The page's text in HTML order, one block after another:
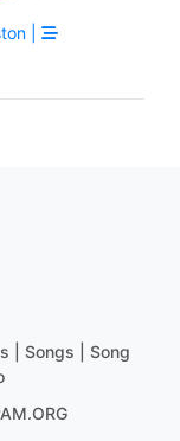
|
| Songs | Song